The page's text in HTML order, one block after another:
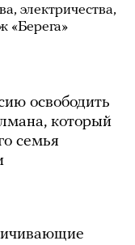
электричества,
«Берега»
освободить
который
семья